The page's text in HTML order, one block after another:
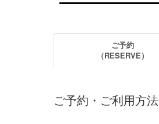
ご予約
（RESERVE）
ご予約・ご利用方法